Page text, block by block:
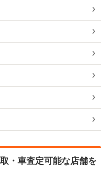
・車査定可能な店舗を